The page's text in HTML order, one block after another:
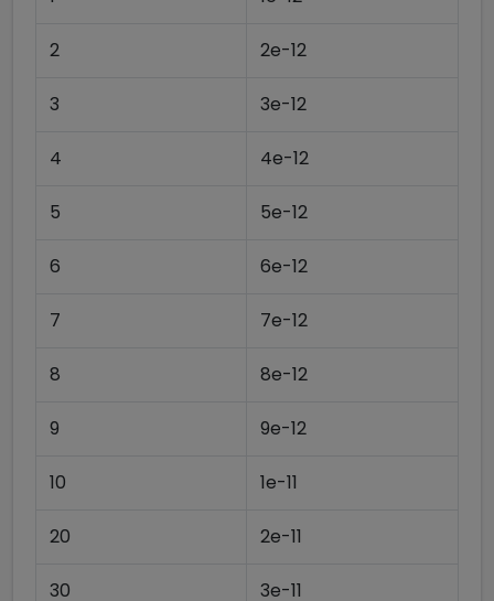
2 2e-12
3 3e-12
4 4e-12
5 5e-12
6 6e-12
7 7e-12
8 8e-12
9 9e-12
10 1e-11
20 2e-11
30 3e-11